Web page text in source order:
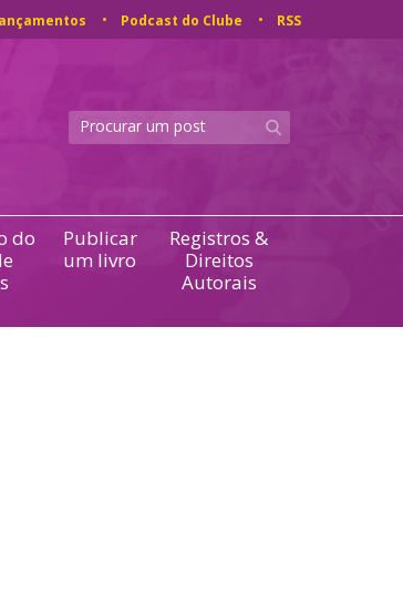
Podcast do Clube RSS
do
Publicar
um livro
Registros &
Direitos
Autorais